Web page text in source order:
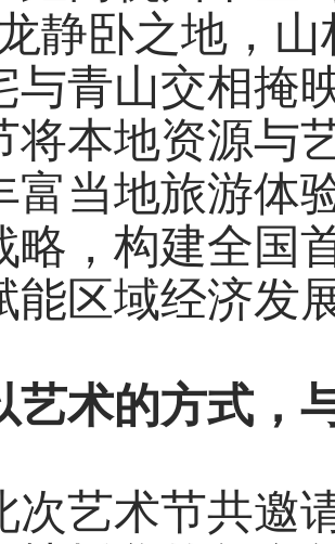
静卧之地，
与青山交相掩
将本地资源与
富当地旅游体
略，构建全国
能区域经济发
的方式，
术节共邀请